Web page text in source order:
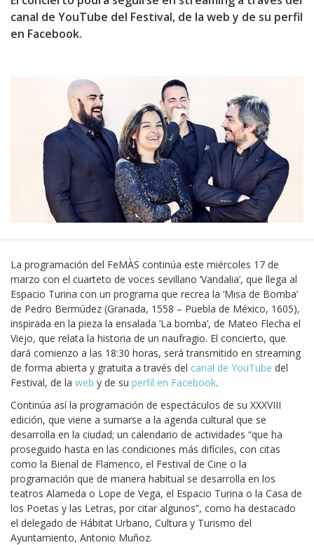
canal de YouTube del Festival, de la web y de su perfil
en Facebook.
La programación del FeMÀS continúa este miércoles 17 de
marzo con el cuarteto de voces sevillano ‘Vandalia’, que llega al
Espacio Turina con un programa que recrea la ‘Misa de Bomba’
de Pedro Bermúdez (Granada, 1558 – Puebla de México, 1605),
inspirada en la pieza la ensalada ‘La bomba’, de Mateo Flecha el
Viejo, que relata la historia de un naufragio. El concierto, que
dará comienzo a las 18:30 horas, será transmitido en streaming
de forma abierta y gratuita a través del canal de YouTube del
Festival, de la web y de su perfil en Facebook.
Continúa así la programación de espectáculos de su XXXVIII
edición, que viene a sumarse a la agenda cultural que se
desarrolla en la ciudad; un calendario de actividades “que ha
proseguido hasta en las condiciones más difíciles, con citas
como la Bienal de Flamenco, el Festival de Cine o la
programación que de manera habitual se desarrolla en los
teatros Alameda o Lope de Vega, el Espacio Turina o la Casa de
los Poetas y las Letras, por citar algunos”, como ha destacado
el delegado de Hábitat Urbano, Cultura y Turismo del
Ayuntamiento, Antonio Muñoz.